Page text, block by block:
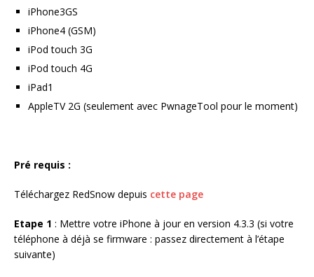
iPhone3GS
iPhone4 (GSM)
iPod touch 3G
iPod touch 4G
iPad1
AppleTV 2G (seulement avec PwnageTool pour le moment)
Pré requis :
Téléchargez RedSnow depuis cette page
Etape 1 : Mettre votre iPhone à jour en version 4.3.3 (si votre
téléphone à déjà se firmware : passez directement à l’étape
suivante)